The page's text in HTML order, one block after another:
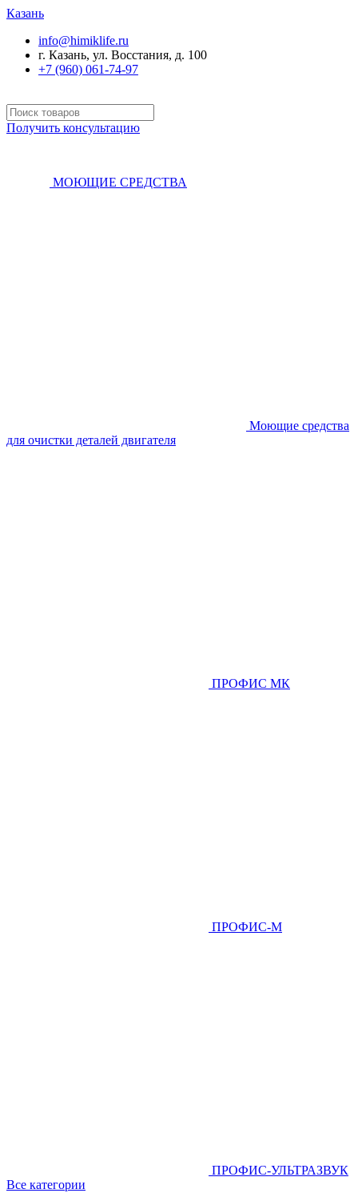
Казань
info@himiklife.ru
г. Казань, ул. Восстания, д. 100
+7 (960) 061-74-97
Получить консультацию
МОЮЩИЕ СРЕДСТВА
Моющие средства
для очистки деталей двигателя
ПРОФИС МК
ПРОФИС-М
ПРОФИС-УЛЬТРАЗВУК
Все категории